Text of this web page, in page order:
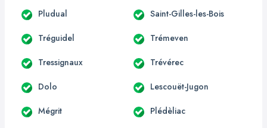
Pludual Saint-Gilles-les-Bois
Tréguidel Trémeven
Tressignaux Trévérec
Dolo Lescouët-Jugon
Mégrit Plédèliac